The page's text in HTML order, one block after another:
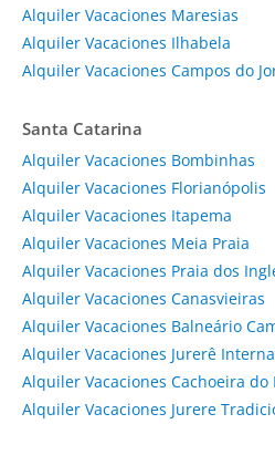
Alquiler Vacaciones Maresias
Alquiler Vacaciones Ilhabela
Alquiler Vacaciones Campos do
Santa Catarina
Alquiler Vacaciones Bombinhas
Alquiler Vacaciones Florianópolis
Alquiler Vacaciones Itapema
Alquiler Vacaciones Meia Praia
Alquiler Vacaciones Praia dos
Alquiler Vacaciones Canasvieiras
Alquiler Vacaciones Balneário
Alquiler Vacaciones Jurerê
Alquiler Vacaciones Cachoeira do
Alquiler Vacaciones Jurere